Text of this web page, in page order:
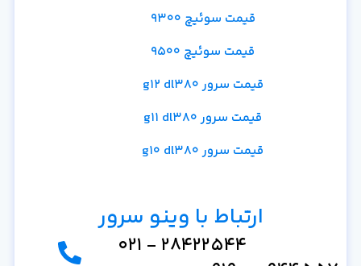
قیمت سوئیچ 9300
قیمت سوئیچ 9500
قیمت سرور g12 dl380
قیمت سرور g11 dl380
قیمت سرور g10 dl380
ارتباط با وینو سرور
28422544 - 021